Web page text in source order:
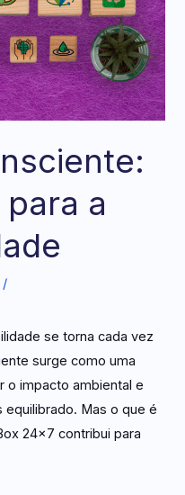
a
/
se torna cada vez
surge como uma
o impacto ambiental e
Mas o que é
24×7 contribui para